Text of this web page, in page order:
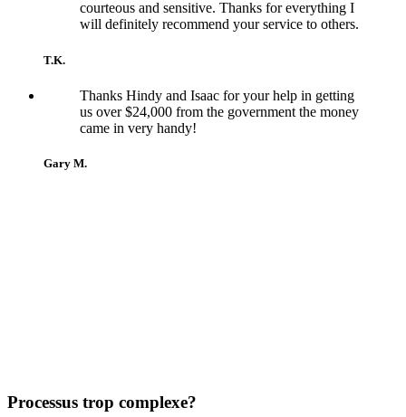
courteous and sensitive. Thanks for everything I
will definitely recommend your service to others.
T.K.
Thanks Hindy and Isaac for your help in getting
us over $24,000 from the government the money
came in very handy!
Gary M.
Processus trop complexe?